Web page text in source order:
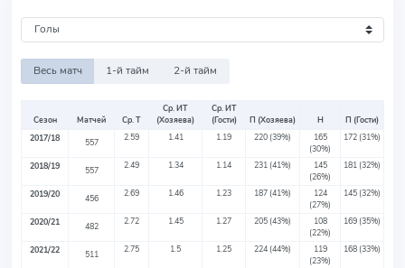
Весь матч 1-й тайм 2-й тайм
Сезон Матчей Ср. Т
Ср. ИТ
(Хозяева)
Ср. ИТ
(Гости)
П (Хозяева) Н
П (Гости)
2017/18
557 2.59 1.41 1.19 220 (39%)
165
(30%)
172 (31%)
2018/19 557 2.49 1.34 1.14 231 (41%)
145
(26%)
181 (32%)
2019/20 456 2.69 1.46 1.23 187 (41%)
124
(27%)
145 (32%)
2020/21 482 2.72 1.45 1.27 205 (43%)
108
(22%)
169 (35%)
2021/22 511 2.75 1.5 1.25 224 (44%)
119
(23%)
168 (33%)